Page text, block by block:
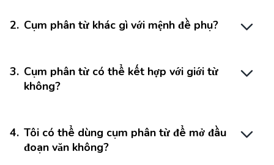
2. Cụm phân từ khác gì với mệnh đề phụ?
3. Cụm phân từ có thể kết hợp với giới từ
không?
4. Tôi có thể dùng cụm phân từ để mở đầu
đoạn văn không?